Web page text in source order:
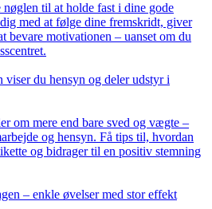
til at holde fast i dine gode
med at følge dine fremskridt, giver
bevare motivationen – uanset om du
du hensyn og deler udstyr i
om mere end bare sved og vægte –
og hensyn. Få tips til, hvordan
og bidrager til en positiv stemning
– enkle øvelser med stor effekt